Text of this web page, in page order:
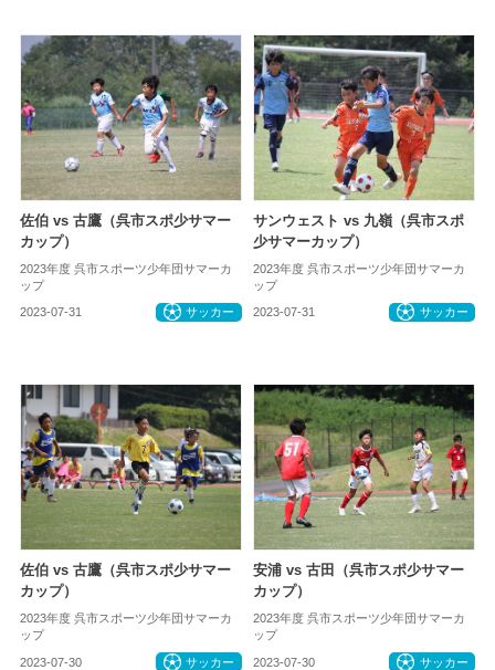
佐伯 vs 古鷹（呉市スポ少サマー
カップ）
2023年度 呉市スポーツ少年団サマーカ
ップ
2023-07-31 サッカー
サンウェスト vs 九嶺（呉市スポ
少サマーカップ）
2023年度 呉市スポーツ少年団サマーカ
ップ
2023-07-31 サッカー
佐伯 vs 古鷹（呉市スポ少サマー
カップ）
2023年度 呉市スポーツ少年団サマーカ
ップ
2023-07-30 サッカー
安浦 vs 古田（呉市スポ少サマー
カップ）
2023年度 呉市スポーツ少年団サマーカ
ップ
2023-07-30 サッカー